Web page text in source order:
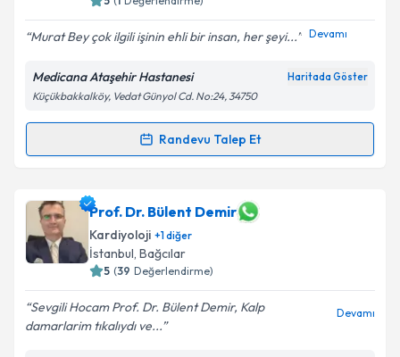
Murat Bey çok ilgili işinin ehli bir insan, her şeyi... Devamı
Medicana Ataşehir Hastanesi Haritada Göster
Küçükbakkalköy, Vedat Günyol Cd. No:24, 34750
Randevu Talep Et
Randevu Takvimi Talebi
Doç. Dr. Murat Yalçıniçin randevu takvimi talebi
oluşturun. Size bu uzmandan randevu almanız için bir
takvim hazırlandığında e-posta ile bilgilendireceğiz.
E-posta Adresiniz
Prof. Dr. Bülent Demir
Kardiyoloji +1diğer
İstanbul, Bağcılar
5 (39 Değerlendirme)
Sevgili Hocam Prof. Dr. Bülent Demir, Kalp
damarlarim tıkalıydı ve...
Devamı